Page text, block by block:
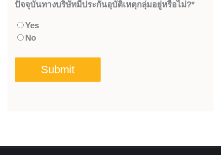
ปัจจุบันทางบริษัทมีประกันอุบัติเหตุกลุ่มอยู่หรือไม่?*
Yes
No